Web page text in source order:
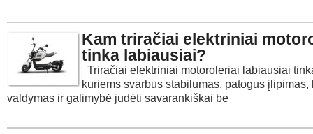
Kam triračiai elektriniai
tinka labiausiai?
Triračiai elektriniai motoroleriai labiausiai
kuriems svarbus stabilumas, patogus įlipimas,
valdymas ir galimybė judėti savarankiškai be